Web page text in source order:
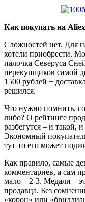
Как покупать на
Сложностей нет. Для
хотели приобрести.
палочка Северуса
перекупщиков самой
1500 рублей +
решился.
Что нужно помнить,
либо? О рейтинге
разбегутся – и такой,
Экономный
тут-то его может
Как правило, самые
комментариев, а сам
мало – 2-3. Медали –
продавца. Без
«корон» или